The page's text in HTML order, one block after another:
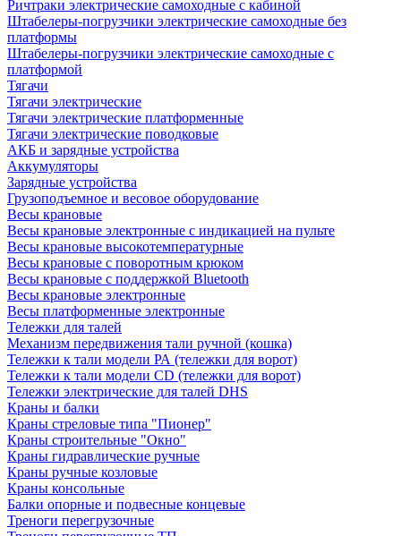
Ричтраки электрические самоходные с кабиной
Штабелеры-погрузчики электрические самоходные без
платформы
Штабелеры-погрузчики электрические самоходные с
платформой
Тягачи
Тягачи электрические
Тягачи электрические платформенные
Тягачи электрические поводковые
АКБ и зарядные устройства
Аккумуляторы
Зарядные устройства
Грузоподъемное и весовое оборудование
Весы крановые
Весы крановые электронные с индикацией на пульте
Весы крановые высокотемпературные
Весы крановые с поворотным крюком
Весы крановые с поддержкой Bluetooth
Весы крановые электронные
Весы платформенные электронные
Тележки для талей
Механизм передвижения тали ручной (кошка)
Тележки к тали модели РА (тележки для ворот)
Тележки к тали модели CD (тележки для ворот)
Тележки электрические для талей DHS
Краны и балки
Краны стреловые типа "Пионер"
Краны строительные "Окно"
Краны гидравлические ручные
Краны ручные козловые
Краны консольные
Балки опорные и подвесные концевые
Треноги перегрузочные